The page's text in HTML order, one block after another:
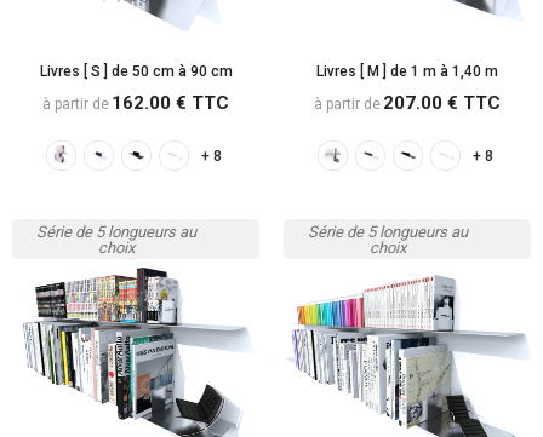
Livres [ S ] de 50 cm à 90 cm
à partir de 162.00 € TTC
+ 8
Livres [ M ] de 1 m à 1,40 m
à partir de 207.00 € TTC
+ 8
Série de 5 longueurs au
choix
Série de 5 longueurs au
choix